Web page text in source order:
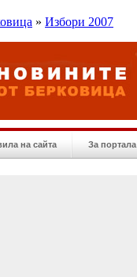
» Избори 2007
на сайта За портала